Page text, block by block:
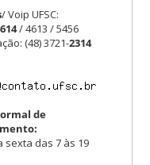
/ Voip UFSC:
/ 4613 / 5456
(48) 3721-2314
de
sexta das 7 às 19